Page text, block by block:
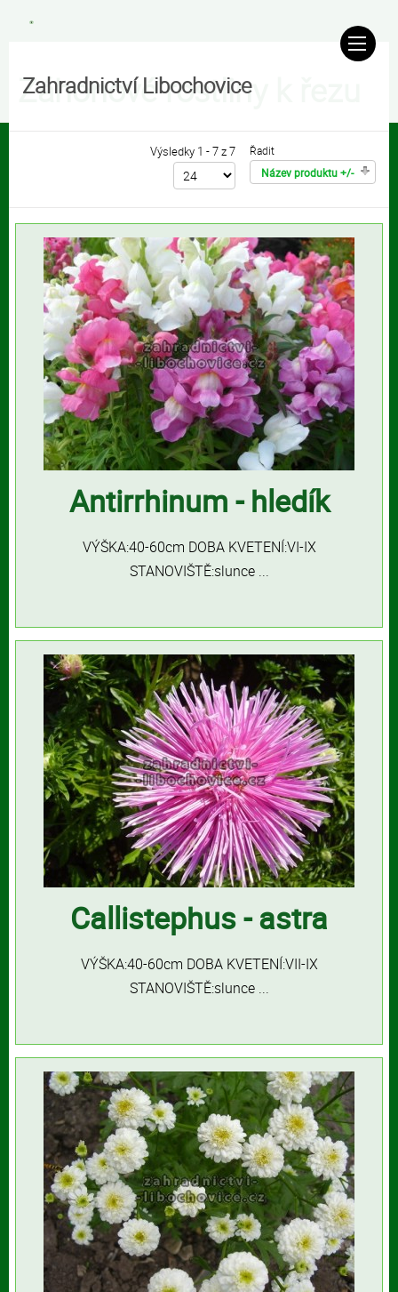
Zahradnictví Libochovice
Záhonové rostliny k řezu
Řadit
Název produktu +/-
Výsledky 1 - 7 z 7
Antirrhinum - hledík
VÝŠKA:40-60cm DOBA KVETENÍ:VI-IX
STANOVIŠTĚ:slunce ...
Callistephus - astra
VÝŠKA:40-60cm DOBA KVETENÍ:VII-IX
STANOVIŠTĚ:slunce ...